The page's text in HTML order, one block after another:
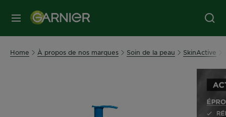
MENU
Home À propos de nos marques Soin de la peau SkinActive